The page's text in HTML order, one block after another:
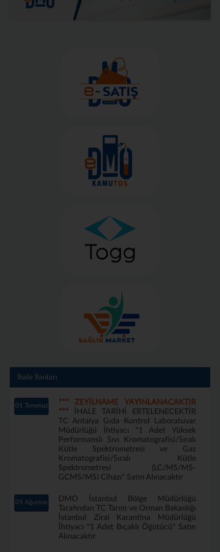
İhale İlanları
01 Temmuz
*** ZEYİLNAME YAYINLANACAKTIR
***
İHALE TARİHİ ERTELENECEKTİR
TC Antalya Gıda Kontrol Laboratuvar
Müdürlüğü İhtiyacı "1 Adet Yüksek
Performanslı Sıvı Kromatografisi/Sıralı
Kütle Spektrometresi ve Gaz
Kromatografisi/Sıralı Kütle
Spektrometresi (LC/MS/MS-
GCMS/MS) Cihazı" Satın Alınacaktır
05 Ağustos
DMO İstanbul Bölge Müdürlüğü
Tarafından TC Tarım ve Orman Bakanlığı
İstanbul Zirai Karantina Müdürlüğü
İhtiyacı "1 Adet Bıçaklı Öğütücü" Satın
Alınacaktır